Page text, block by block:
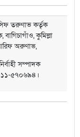
তরুণাভ কর্তৃক
কুমিল্লা
অরুণাভ,
সম্পাদক
৫৭০৬৯৪।